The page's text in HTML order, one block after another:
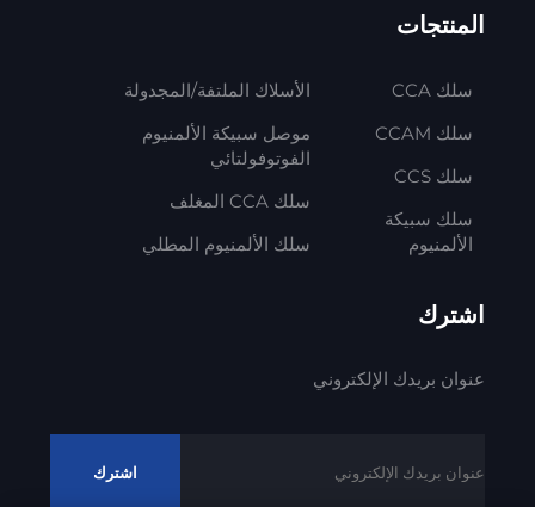
المنتجات
سلك CCA
سلك CCAM
سلك CCS
سلك سبيكة
الألمنيوم
الأسلاك الملتفة/المجدولة
موصل سبيكة الألمنيوم
الفوتوفولتائي
سلك CCA المغلف
سلك الألمنيوم المطلي
اشترك
عنوان بريدك الإلكتروني
اشترك